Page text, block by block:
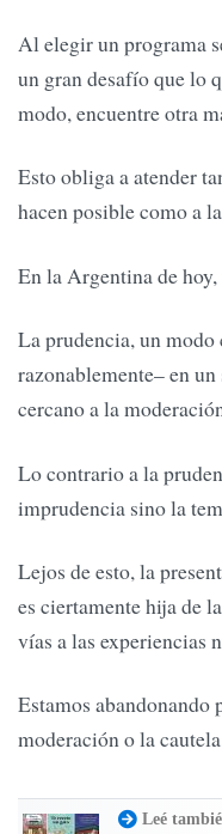
Al elegir un programa
un gran desafío que lo
modo, encuentre otra
Esto obliga a atender
hacen posible como a
En la Argentina de
La prudencia, un modo
razonablemente– en
cercano a la
Lo contrario a la
imprudencia sino la
Lejos de esto, la
es ciertamente hija de
vías a las experiencias
Estamos
moderación o la
Leé